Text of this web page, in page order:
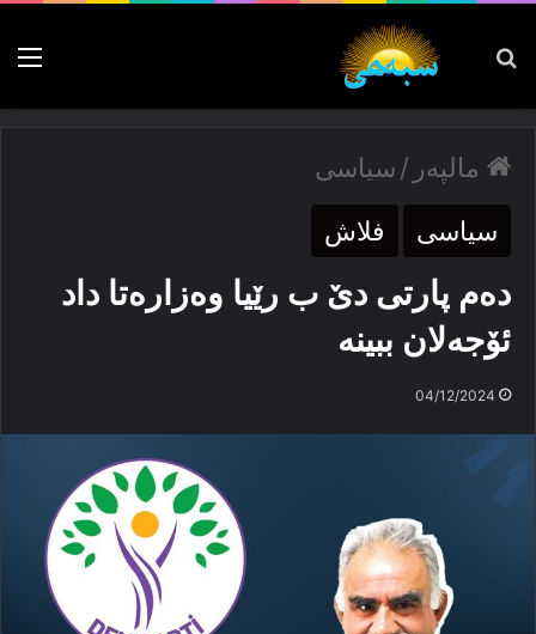
پەیدا بکە
مالپەر /سیاسی
سیاسی فلاش
دەم پارتی دێ ب رێیا وەزارەتا داد
ئۆجەلان ببینە
04/12/2024